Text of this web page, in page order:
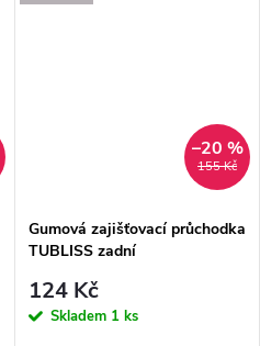
155 Kč
–20 %
Gumová zajišťovací průchodka
TUBLISS zadní
124 Kč
Skladem 1 ks